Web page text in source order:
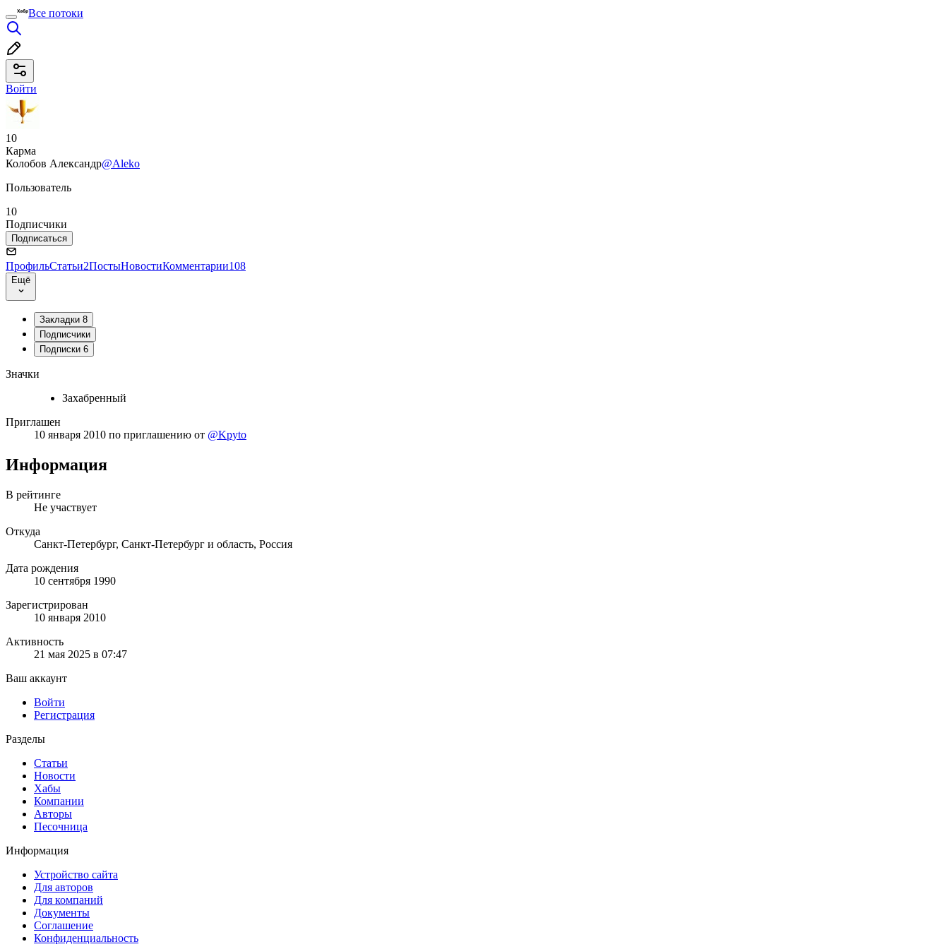
Все потоки
Войти
10
Карма
Колобов Александр@Aleko
Пользователь
10
Подписчики
Подписаться
ПрофильСтатьи2ПостыНовостиКомментарии108
Ещё
Закладки 8
Подписчики
Подписки 6
Значки
Захабренный
Приглашен
10 января 2010 по приглашению от @Kpyto
Информация
В рейтинге
Не участвует
Откуда
Санкт-Петербург, Санкт-Петербург и область, Россия
Дата рождения
10 сентября 1990
Зарегистрирован
10 января 2010
Активность
21 мая 2025 в 07:47
Ваш аккаунт
Войти
Регистрация
Разделы
Статьи
Новости
Хабы
Компании
Авторы
Песочница
Информация
Устройство сайта
Для авторов
Для компаний
Документы
Соглашение
Конфиденциальность